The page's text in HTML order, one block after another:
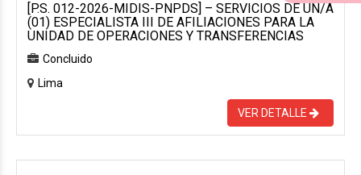
[P.S. 012-2026-MIDIS-PNPDS] – SERVICIOS DE UN/A
(01) ESPECIALISTA III DE AFILIACIONES PARA LA
UNIDAD DE OPERACIONES Y TRANSFERENCIAS
Concluido
Lima
VER DETALLE